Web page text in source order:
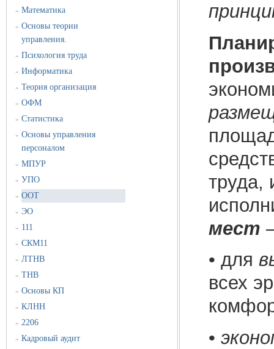
» Математика
» Основы теории
управления.
» Психология труда
» Информатика
» Теория организация
» ОФМ
» Статистика
» Основы управления
персоналом
» МПУР
» УПО
» ООТ
» ЭО
» 111
» СКМ11
» ЛТНВ
» ТНВ
» Основы КП
» КЛНН
» 2206
» Кадровый аудит
труда,
мест
• для
всех
•